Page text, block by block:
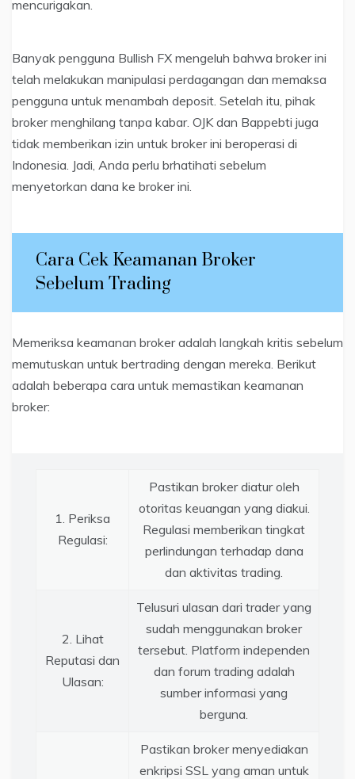
mencurigakan.
Banyak pengguna Bullish FX mengeluh bahwa broker ini
telah melakukan manipulasi perdagangan dan memaksa
pengguna untuk menambah deposit. Setelah itu, pihak
broker menghilang tanpa kabar. OJK dan Bappebti juga
tidak memberikan izin untuk broker ini beroperasi di
Indonesia. Jadi, Anda perlu brhatihati sebelum
menyetorkan dana ke broker ini.
Cara Cek Keamanan Broker
Sebelum Trading
Memeriksa keamanan broker adalah langkah kritis sebelum
memutuskan untuk bertrading dengan mereka. Berikut
adalah beberapa cara untuk memastikan keamanan
broker:
1. Periksa
Regulasi:
Pastikan broker diatur oleh
otoritas keuangan yang diakui.
Regulasi memberikan tingkat
perlindungan terhadap dana
dan aktivitas trading.
2. Lihat
Reputasi dan
Ulasan:
Telusuri ulasan dari trader yang
sudah menggunakan broker
tersebut. Platform independen
dan forum trading adalah
sumber informasi yang
berguna.
Pastikan broker menyediakan
enkripsi SSL yang aman untuk